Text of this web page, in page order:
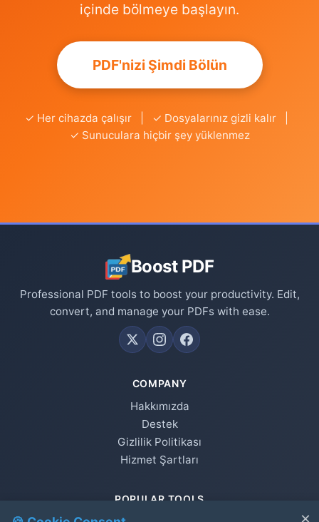
içinde bölmeye başlayın.
PDF'nizi Şimdi Bölün
✓ Her cihazda çalışır | ✓ Dosyalarınız gizli kalır |
✓ Sunuculara hiçbir şey yüklenmez
Boost PDF
Professional PDF tools to boost your productivity. Edit,
convert, and manage your PDFs with ease.
COMPANY
Hakkımızda
Destek
Gizlilik Politikası
Hizmet Şartları
POPULAR TOOLS